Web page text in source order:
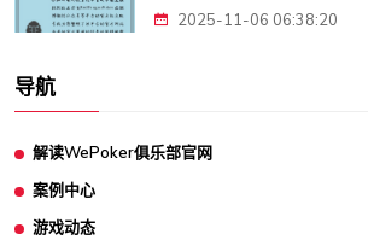
2025-11-06 06:38:20
导航
解读WePoker俱乐部官网
案例中心
游戏动态